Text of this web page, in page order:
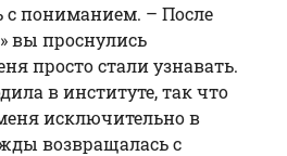
с пониманием. – После
вы проснулись
просто стали узнавать.
в институте, так что
исключительно в
возвращалась с